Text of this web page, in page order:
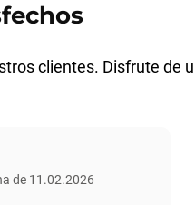
clientes. Disfrute de
de 11.02.2026